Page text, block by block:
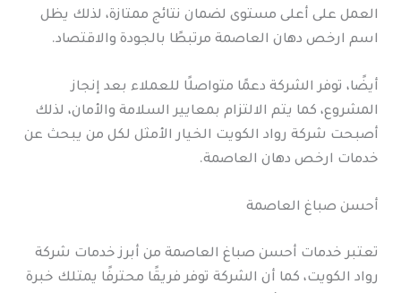
العمل على أعلى مستوى لضمان نتائج ممتازة، لذلك يظل
اسم ارخص دهان العاصمة مرتبطًا بالجودة والاقتصاد.
أيضًا، توفر الشركة دعمًا متواصلًا للعملاء بعد إنجاز
المشروع، كما يتم الالتزام بمعايير السلامة والأمان، لذلك
أصبحت شركة رواد الكويت الخيار الأمثل لكل من يبحث عن
خدمات ارخص دهان العاصمة.
أحسن صباغ العاصمة
تعتبر خدمات أحسن صباغ العاصمة من أبرز خدمات شركة
رواد الكويت، كما أن الشركة توفر فريقًا محترفًا يمتلك خبرة